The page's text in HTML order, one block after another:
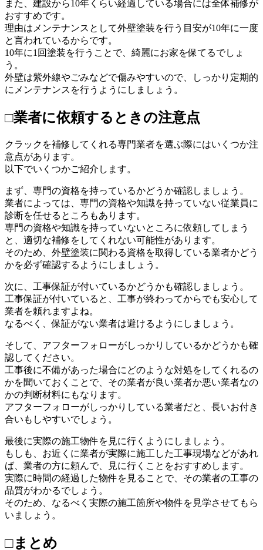
また、建設から10年くらい経過している場合には全体補修が
おすすめです。
理由はメンテナンスとして外壁塗装を行う目安が10年に一度
と言われているからです。
10年に1回塗装を行うことで、綺麗にお家を保てるでしょ
う。
外壁は紫外線やごみなどで傷みやすいので、しっかり定期的
にメンテナンスを行うようにしましょう。
□業者に依頼するときの注意点
クラックを補修してくれる専門業者を選ぶ際にはいくつか注
意点があります。
以下でいくつかご紹介します。
まず、専門の資格を持っているかどうか確認しましょう。
業者によっては、専門の資格や知識を持っていない従業員に
診断を任せるところもあります。
専門の資格や知識を持っていないところに依頼してしまう
と、適切な補修をしてくれない可能性があります。
そのため、外壁塗装に関わる資格を取得している業者かどう
かを必ず確認するようにしましょう。
次に、工事保証が付いているかどうかも確認しましょう。
工事保証が付いていると、工事が終わってからでも安心して
業者を頼れますよね。
なるべく、保証がない業者は避けるようにしましょう。
そして、アフターフォローがしっかりしているかどうかも確
認してください。
工事後に不備があった場合にどのような対処をしてくれるの
かを聞いておくことで、その業者が良い業者か悪い業者なの
かの判断材料にもなります。
アフターフォローがしっかりしている業者だと、長いお付き
合いもしやすいでしょう。
最後に実際の施工物件を見に行くようにしましょう。
もしも、お近くに業者が実際に施工した工事現場などがあれ
ば、業者の方に頼んで、見に行くことをおすすめします。
実際に時間の経過した物件を見ることで、その業者の工事の
品質がわかるでしょう。
そのため、なるべく実際の施工箇所や物件を見学させてもら
いましょう。
□まとめ